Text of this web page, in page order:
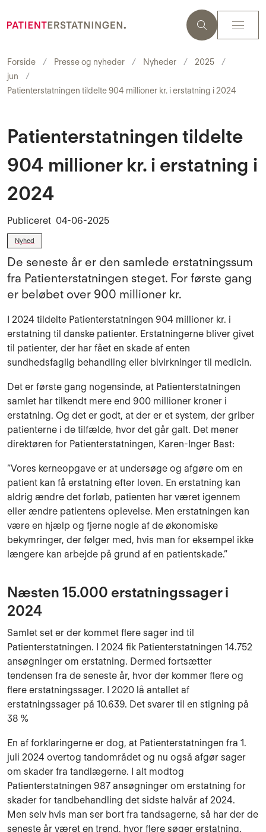
Forside Presse og nyheder Nyheder
2025
jun
Patienterstatningen tildelte 904 millioner kr. i erstatning i 2024
Patienterstatningen tildelte
904 millioner kr. i erstatning i
2024
Publiceret 04-06-2025
Nyhed
De seneste år er den samlede erstatningssum
fra Patienterstatningen steget. For første gang
er beløbet over 900 millioner kr.
I 2024 tildelte Patienterstatningen 904 millioner kr. i
erstatning til danske patienter. Erstatningerne bliver givet
til patienter, der har fået en skade af enten
sundhedsfaglig behandling eller bivirkninger til medicin.
Det er første gang nogensinde, at Patienterstatningen
samlet har tilkendt mere end 900 millioner kroner i
erstatning. Og det er godt, at der er et system, der griber
patienterne i de tilfælde, hvor det går galt. Det mener
direktøren for Patienterstatningen, Karen-Inger Bast:
”Vores kerneopgave er at undersøge og afgøre om en
patient kan få erstatning efter loven. En erstatning kan
aldrig ændre det forløb, patienten har været igennem
eller ændre patientens oplevelse. Men erstatningen kan
være en hjælp og fjerne nogle af de økonomiske
bekymringer, der følger med, hvis man for eksempel ikke
længere kan arbejde på grund af en patientskade.”
Næsten 15.000 erstatningssager i
2024
Samlet set er der kommet flere sager ind til
Patienterstatningen. I 2024 fik Patienterstatningen 14.752
ansøgninger om erstatning. Dermed fortsætter
tendensen fra de seneste år, hvor der kommer flere og
flere erstatningssager. I 2020 lå antallet af
erstatningssager på 10.639. Det svarer til en stigning på
38 %
En af forklaringerne er dog, at Patienterstatningen fra 1.
juli 2024 overtog tandområdet og nu også afgør sager
om skader fra tandlægerne. I alt modtog
Patienterstatningen 987 ansøgninger om erstatning for
skader for tandbehandling det sidste halvår af 2024.
Men selv hvis man ser bort fra tandsagerne, så har der de
seneste år været en trend, hvor flere søger erstatning.